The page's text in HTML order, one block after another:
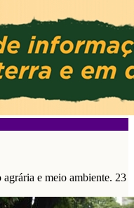
e meio ambiente. 23